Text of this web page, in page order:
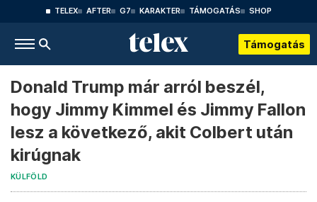
TELEX AFTER G7 KARAKTER TÁMOGATÁS SHOP
Támogatás
Donald Trump már arról beszél,
hogy Jimmy Kimmel és Jimmy Fallon
lesz a következő, akit Colbert után
kirúgnak
KÜLFÖLD